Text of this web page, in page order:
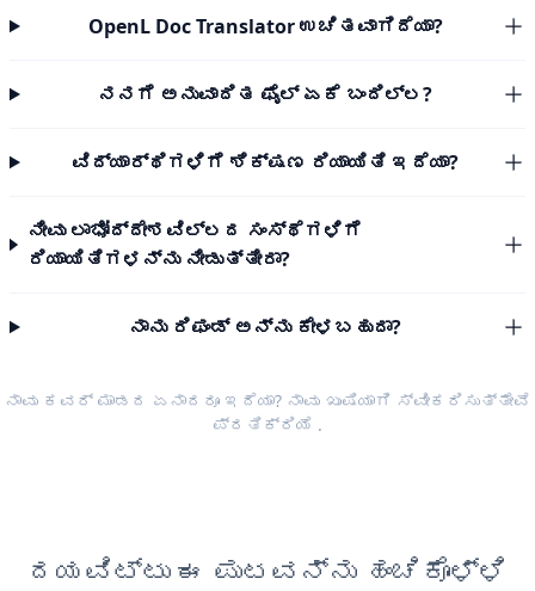
OpenL Doc Translator ಉಚಿತವಾಗಿದೆಯಾ?
ನನಗೆ ಅನುವಾದಿತ ಫೈಲ್ ಏಕೆ ಬಂದಿಲ್ಲ?
ವಿದ್ಯಾರ್ಥಿಗಳಿಗೆ ಶಿಕ್ಷಣ ರಿಯಾಯಿತಿ ಇದೆಯಾ?
ನೀವು ಲಾಭೋದ್ದೇಶವಿಲ್ಲದ ಸಂಸ್ಥೆಗಳಿಗೆ
ರಿಯಾಯಿತಿಗಳನ್ನು ನೀಡುತ್ತೀರಾ?
ನಾನು ರಿಫಂಡ್ ಅನ್ನು ಕೇಳಬಹುದಾ?
ನಾವು ಕವರ್ ಮಾಡದ ಏನಾದರೂ ಇದೆಯಾ? ನಾವು ಖುಷಿಯಾಗಿ ಸ್ವೀಕರಿಸುತ್ತೇವೆ
ಪ್ರತಿಕ್ರಿಯೆ .
ದಯವಿಟ್ಟು ಈ ಪುಟವನ್ನು ಹಂಚಿಕೊಳ್ಳಿ